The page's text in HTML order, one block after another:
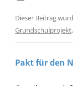
Dieser Beitrag
Grundschulprojekt,
Pakt für den